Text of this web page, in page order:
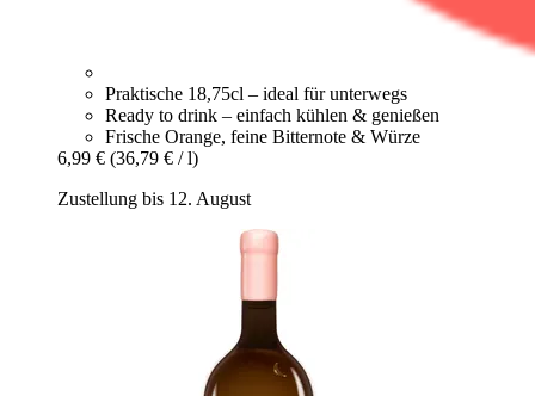
Praktische 18,75cl – ideal für unterwegs
Ready to drink – einfach kühlen & genießen
Frische Orange, feine Bitternote & Würze
6,99 € (36,79 € / l)
Zustellung bis 12. August